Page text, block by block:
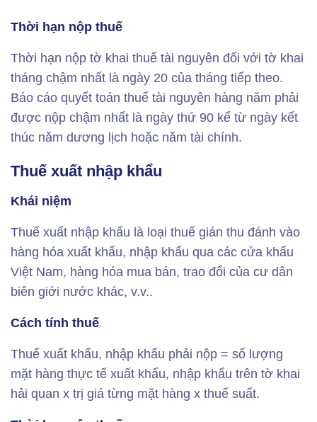
Thời hạn nộp thuế
Thời hạn nộp tờ khai thuế tài nguyên đối với tờ khai
tháng chậm nhất là ngày 20 của tháng tiếp theo.
Báo cáo quyết toán thuế tài nguyên hàng năm phải
được nộp chậm nhất là ngày thứ 90 kể từ ngày kết
thúc năm dương lịch hoặc năm tài chính.
Thuế xuất nhập khẩu
Khái niệm
Thuế xuất nhập khẩu là loại thuế gián thu đánh vào
hàng hóa xuất khẩu, nhập khẩu qua các cửa khẩu
Việt Nam, hàng hóa mua bán, trao đổi của cư dân
biên giới nước khác, v.v..
Cách tính thuế
Thuế xuất khẩu, nhập khẩu phải nộp = số lượng
mặt hàng thực tế xuất khẩu, nhập khẩu trên tờ khai
hải quan x trị giá từng mặt hàng x thuế suất.